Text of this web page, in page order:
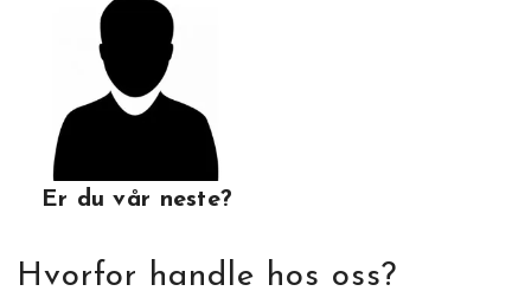
Er du vår neste?
Hvorfor handle hos oss?